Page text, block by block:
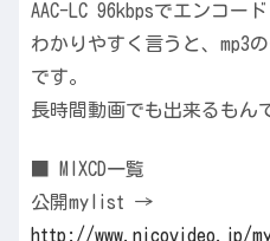
AAC-LC 96kbpsでエンコー
わかりやすく言うと、mp3
です。
長時間動画でも出来るもん
■ MIXCD一覧
公開mylist →
http://www.nicovideo.jp/